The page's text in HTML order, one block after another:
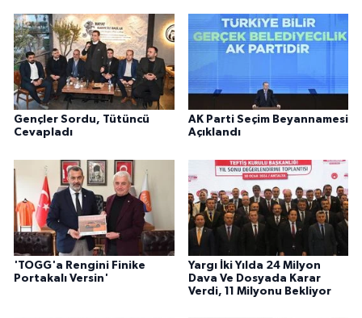
Gençler Sordu, Tütüncü
Cevapladı
AK Parti Seçim Beyannamesi
Açıklandı
'TOGG'a Rengini Finike
Portakalı Versin'
Yargı İki Yılda 24 Milyon
Dava Ve Dosyada Karar
Verdi, 11 Milyonu Bekliyor